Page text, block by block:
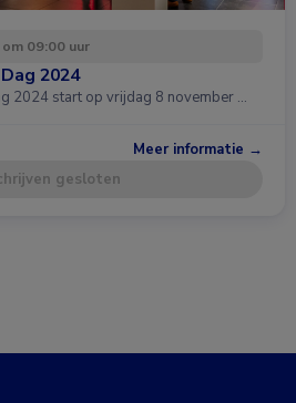
09:00 uur
2024
2024 start op vrijdag 8 november …
Meer informatie →
gesloten